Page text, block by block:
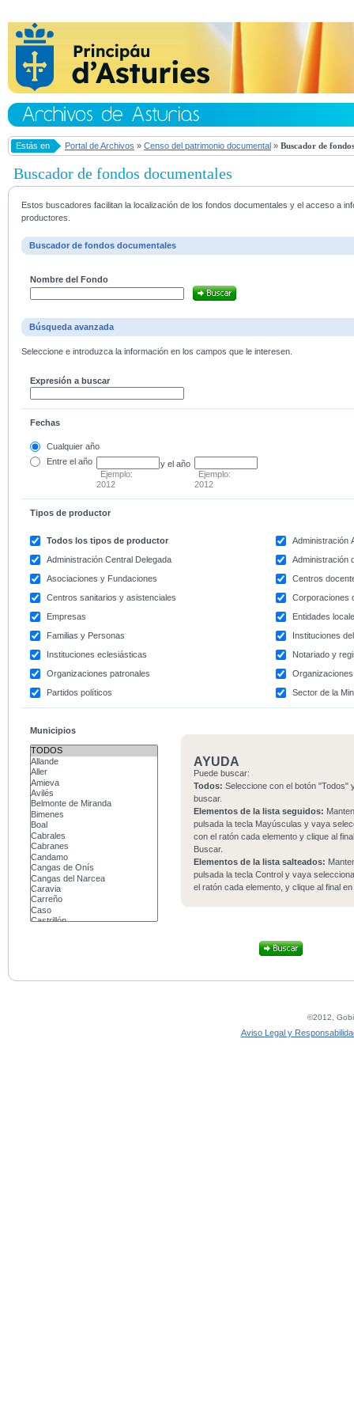
Estás en Portal de Archivos » Censo del patrimonio documental » Buscador de
Buscador de fondos documentales
Estos buscadores facilitan la localización de los fondos documentales y el acceso a
productores.
Buscador de fondos documentales
Nombre del Fondo
Búsqueda avanzada
Seleccione e introduzca la información en los campos que le interesen.
Expresión a buscar
Fechas
Cualquier año
Entre el año
Ejemplo:
2012
y el año
Ejemplo:
2012
Tipos de productor
Todos los tipos de productor
Administración
Administración Central Delegada
Administración
Asociaciones y Fundaciones
Centros
Centros sanitarios y asistenciales
Corporaciones
Empresas
Entidades
Familias y Personas
Instituciones
Instituciones eclesiásticas
Notariado y
Organizaciones patronales
Partidos políticos
Sector de la
Municipios
AYUDA
Puede buscar:
Todos: Seleccione con el botón "Todos"
buscar.
Elementos de la lista seguidos:
pulsada la tecla Mayúsculas y vaya
con el ratón cada elemento y clique al
Buscar.
Elementos de la lista salteados:
pulsada la tecla Control y vaya
el ratón cada elemento, y clique al final
©2012,
Aviso Legal y